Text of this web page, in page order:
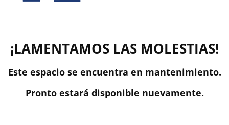
¡LAMENTAMOS LAS MOLESTIAS!
Este espacio se encuentra en mantenimiento.
Pronto estará disponible nuevamente.